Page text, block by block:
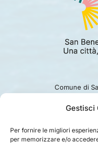
Gestisci
Per fornire le migliori
per memorizzare e/o
Comune di
Ufficio